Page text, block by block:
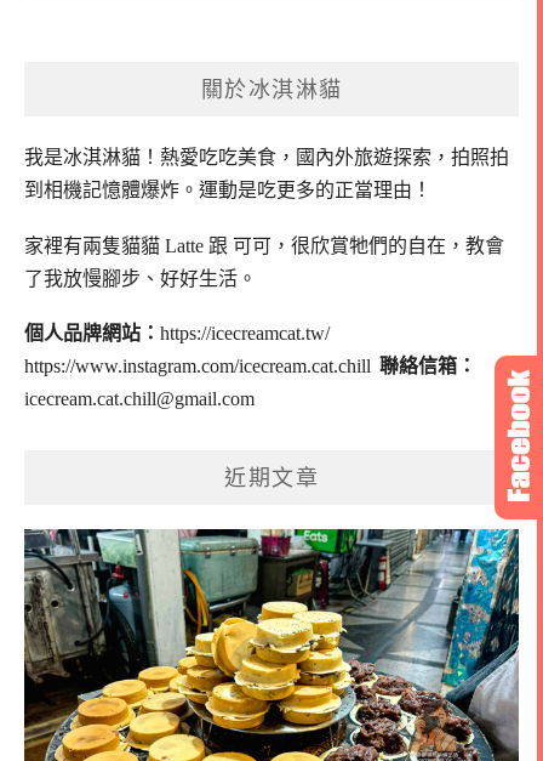
關於冰淇淋貓
我是冰淇淋貓！ 熱愛吃吃美食，國內外旅遊探索，拍照拍
到相機記憶體爆炸。 運動是吃更多的正當理由！
家裡有兩隻貓貓 Latte 跟 可可， 很欣賞牠們的自在，教會
了我放慢腳步、好好生活。
個人品牌網站： https://icecreamcat.tw/
https://www.instagram.com/icecream.cat.chill 聯絡信箱：
icecream.cat.chill@gmail.com
近期文章